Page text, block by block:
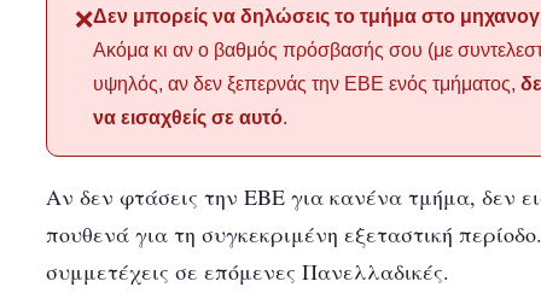
❌Δεν μπορείς να δηλώσεις το τμήμα στο
Ακόμα κι αν ο βαθμός πρόσβασής σου (με
υψηλός, αν δεν ξεπερνάς την ΕΒΕ ενός τμήματος,
να εισαχθείς σε αυτό.
Αν δεν φτάσεις την ΕΒΕ για κανένα τμήμα, δεν
πουθενά για τη συγκεκριμένη εξεταστική
συμμετέχεις σε επόμενες Πανελλαδικές.